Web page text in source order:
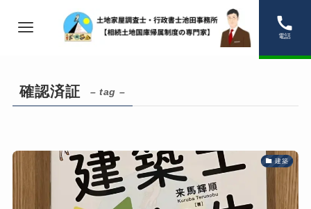
電話
確認済証 – tag –
建築